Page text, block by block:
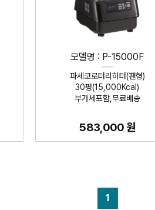
모델명 : P-15000F
파세코로터리히터(팬형)
30평(15,000Kcal)
부가세포함,무료배송
583,000 원
1